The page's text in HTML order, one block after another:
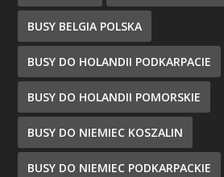
BUSY BELGIA POLSKA
BUSY DO HOLANDII PODKARPACIE
BUSY DO HOLANDII POMORSKIE
BUSY DO NIEMIEC KOSZALIN
BUSY DO NIEMIEC PODKARPACKIE